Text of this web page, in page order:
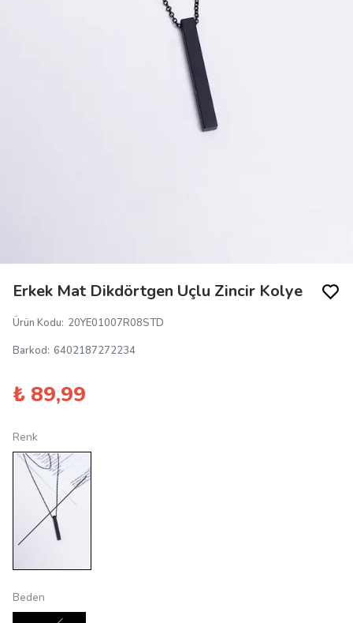
Erkek Mat Dikdörtgen Uçlu Zincir Kolye
Ürün Kodu: 20YE01007R08STD
Barkod: 6402187272234
₺ 89,99
Renk
Beden